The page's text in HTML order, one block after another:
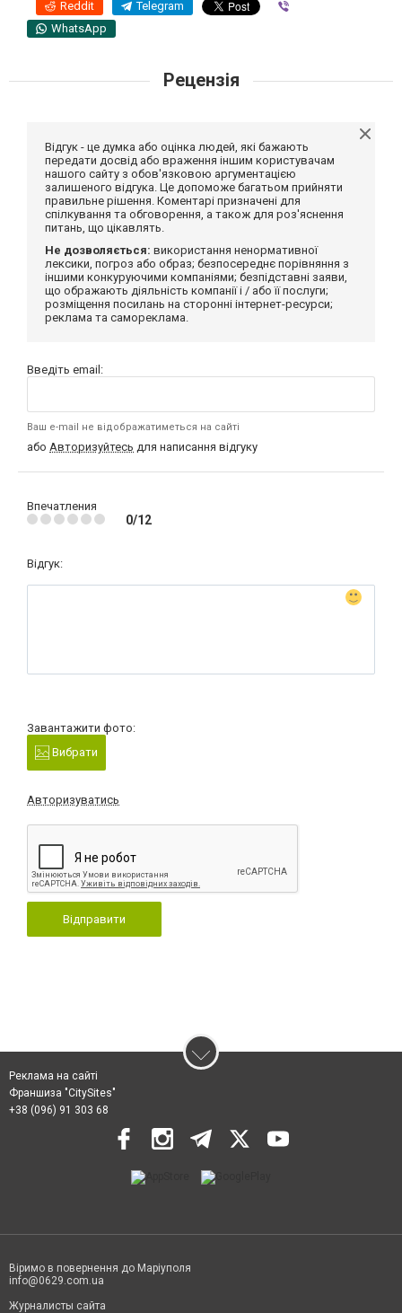
Reddit Telegram
WhatsApp
Рецензія
Відгук - це думка або оцінка людей, які бажають
передати досвід або враження іншим користувачам
нашого сайту з обов'язковою аргументацією
залишеного відгука. Це допоможе багатьом прийняти
правильне рішення. Коментарі призначені для
спілкування та обговорення, а також для роз'яснення
питань, що цікавлять.
Не дозволяється: використання ненормативної
лексики, погроз або образ; безпосереднє порівняння з
іншими конкуруючими компаніями; безпідставні заяви,
що ображають діяльність компанії і / або її послуги;
розміщення посилань на сторонні інтернет-ресурси;
реклама та самореклама.
Введіть email:
Ваш e-mail не відображатиметься на сайті
або Авторизуйтесь для написання відгуку
Впечатления
0/12
Відгук:
Завантажити фото:
Вибрати
Авторизуватись
Відправити
Реклама на сайті
Франшиза "CitySites"
+38 (096) 91 303 68
Віримо в повернення до Маріуполя
info@0629.com.ua
Журналисты сайта